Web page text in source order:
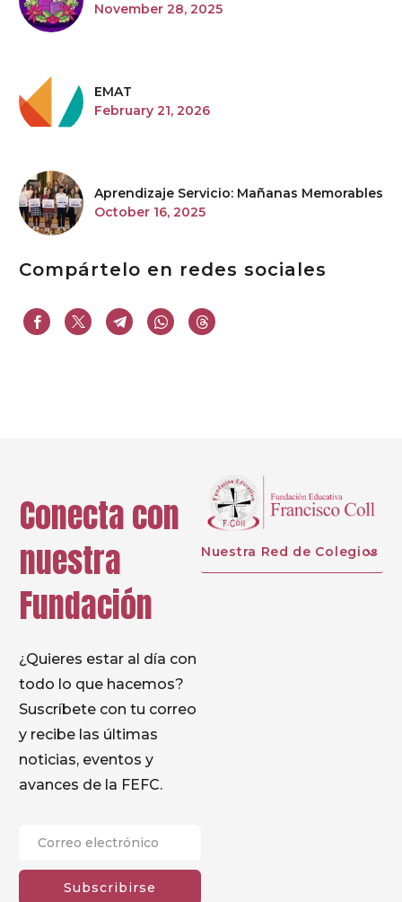
November 28, 2025
EMAT
February 21, 2026
Aprendizaje Servicio: Mañanas Memorables
October 16, 2025
Compártelo en redes sociales
Conecta con
nuestra
Fundación
¿Quieres estar al día con
todo lo que hacemos?
Suscríbete con tu correo
y recibe las últimas
noticias, eventos y
avances de la FEFC.
Subscribirse
Nuestra Red de Colegios